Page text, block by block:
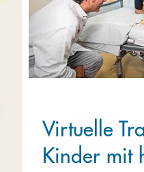
Virtuelle
Kinder mit